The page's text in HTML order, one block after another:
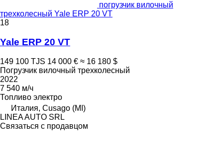
погрузчик вилочный
трехколесный Yale ERP 20 VT
18
Yale ERP 20 VT
149 100 TJS 14 000 € ≈ 16 180 $
Погрузчик вилочный трехколесный
2022
7 540 м/ч
Топливо электро
Италия, Cusago (MI)
LINEA AUTO SRL
Связаться с продавцом